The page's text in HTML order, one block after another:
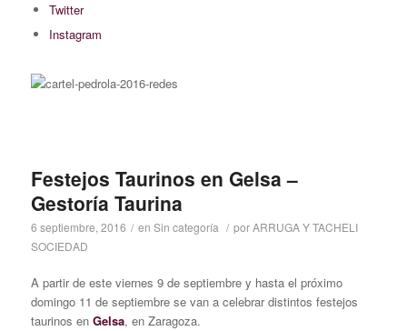
Twitter
Instagram
Festejos Taurinos en Gelsa –
Gestoría Taurina
6 septiembre, 2016 / en Sin categoría / porARRUGA Y TACHELI
SOCIEDAD
A partir de este viernes 9 de septiembre y hasta el próximo
domingo 11 de septiembre se van a celebrar distintos festejos
taurinos en Gelsa, en Zaragoza.